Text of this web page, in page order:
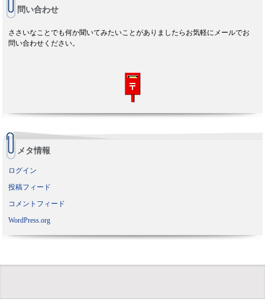
問い合わせ
ささいなことでも何か聞いてみたいことがありましたらお気軽にメールでお
問い合わせください。
メタ情報
ログイン
投稿フィード
コメントフィード
WordPress.org